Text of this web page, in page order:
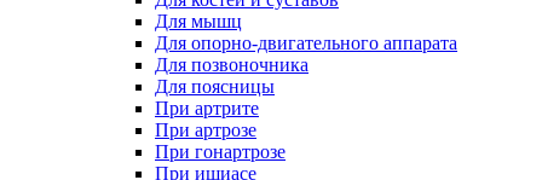
Для мышц
Для опорно-двигательного аппарата
Для позвоночника
Для поясницы
При артрите
При артрозе
При гонартрозе
При ишиасе